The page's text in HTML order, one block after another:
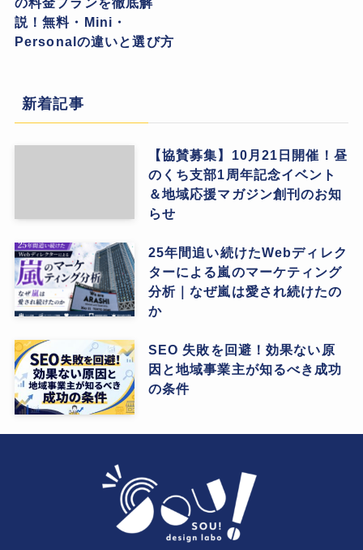
説！無料・Mini・
Personalの違いと選び方
新着記事
【協賛募集】10月21日開催！昼
のくち支部1周年記念イベント
＆地域応援マガジン創刊のお知
らせ
25年間追い続けたWebディレク
ターによる嵐のマーケティング
分析｜なぜ嵐は愛され続けたの
か
SEO 失敗を回避！効果ない原
因と地域事業主が知るべき成功
の条件